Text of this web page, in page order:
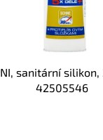
sanitární
42505546